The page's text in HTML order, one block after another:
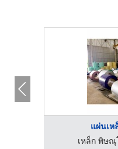
แผ่นเห
เหล็ก พิษ